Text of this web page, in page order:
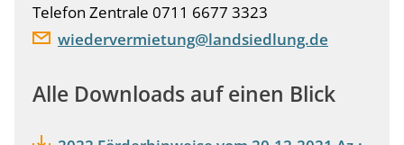
Telefon Zentrale 0711 6677 3323
wiedervermietung@landsiedlung.de
Alle Downloads auf einen Blick